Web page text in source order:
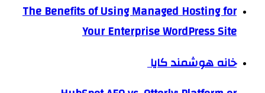
The Benefits of Using Managed Hosting for
Your Enterprise WordPress Site
خانه هوشمند کایا